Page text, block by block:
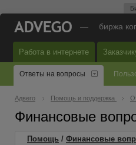
— биржа
Работа в интернете
Ответы на вопросы
Адвего Помощь и поддержка
Финансовые
Помощь / Финансовые